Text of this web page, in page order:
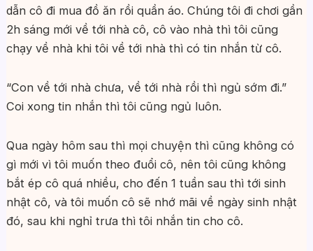
dẫn cô đi mua đồ ăn rồi quần áo. Chúng tôi đi chơi gần
2h sáng mới về tới nhà cô, cô vào nhà thì tôi cũng
chạy về nhà khi tôi về tới nhà thì có tin nhắn từ cô.
“Con về tới nhà chưa, về tới nhà rồi thì ngủ sớm đi.”
Coi xong tin nhắn thì tôi cũng ngủ luôn.
Qua ngày hôm sau thì mọi chuyện thì cũng không có
gì mới vì tôi muốn theo đuổi cô, nên tôi cũng không
bắt ép cô quá nhiều, cho đến 1 tuần sau thì tới sinh
nhật cô, và tôi muốn cô sẽ nhớ mãi về ngày sinh nhật
đó, sau khi nghỉ trưa thì tôi nhắn tin cho cô.